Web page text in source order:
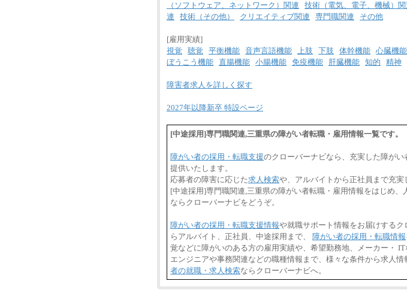
（ソフトウェア、ネットワーク）関連
技術（電気、電子、機械）関
連
技術（その他） クリエイティブ関連 専門職関連 その他
[雇用実績]
視覚
聴覚 平衡機能 音声言語機能 上肢 下肢 体幹機能 心臓機能
ぼうこう機能 直腸機能 小腸機能 免疫機能 肝臓機能 知的 精神
障害者求人を詳しく探す
2027年以降新卒 特設ページ
[中途採用]専門職関連,三重県の障がい者転職・雇用情報一覧です。
障がい者の採用・転職支援のクローバーナビなら、充実した障が
提供いたします。
応募者の障害に応じた求人検索や、アルバイトから正社員まで充実
[中途採用]専門職関連,三重県の障がい者転職・雇用情報をはじめ、
ならクローバーナビをどうぞ。
障がい者の採用・転職支援情報や就職サポート情報をお届けする
らアルバイト、正社員、中途採用まで、 障がい者の採用・転職情報
覚などに障がいのある方の雇用実績や、希望勤務地、メーカー・
エンジニアや事務関連などの職種情報まで、様々な条件から求人情
者の就職・求人検索ならクローバーナビへ。